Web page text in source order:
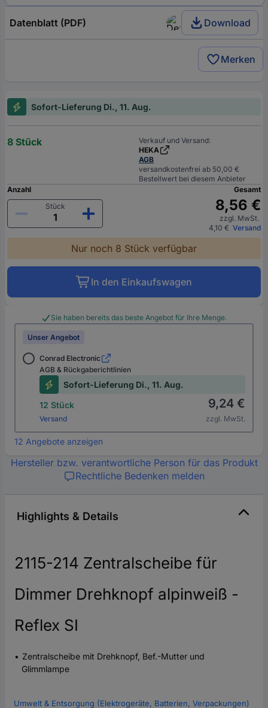
Datenblatt (PDF) Download
Merken
Sofort-Lieferung Di., 11. Aug.
8 Stück
Verkauf und Versand:
HEKA
AGB
versandkostenfrei ab 50,00 €
Bestellwert bei diesem Anbieter
Anzahl
Stück
Gesamt
8,56 €
zzgl. MwSt.
4,10 € Versand
Nur noch 8 Stück verfügbar
In den Einkaufswagen
Sie haben bereits das beste Angebot für Ihre Menge.
Unser Angebot
Conrad Electronic
AGB & Rückgaberichtlinien
Sofort-Lieferung Di., 11. Aug.
12 Stück
Versand
9,24 €
zzgl. MwSt.
12 Angebote anzeigen
Hersteller bzw. verantwortliche Person für das Produkt
Rechtliche Bedenken melden
Highlights & Details
2115-214 Zentralscheibe für
Dimmer Drehknopf alpinweiß -
Reflex SI
Zentralscheibe mit Drehknopf, Bef.-Mutter und
Glimmlampe
Umwelt & Entsorgung (Elektrogeräte, Batterien, Verpackungen)